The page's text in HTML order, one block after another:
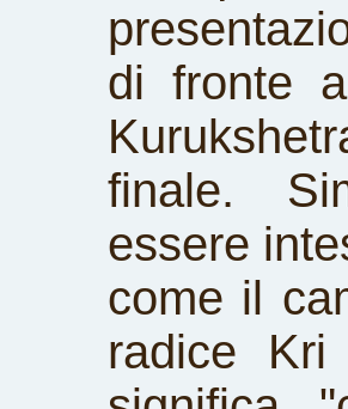
di fronte
finale.
essere
come il
radice Kri